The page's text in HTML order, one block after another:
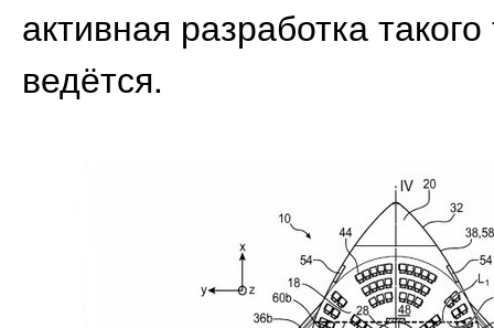
активная разработка
ведётся.